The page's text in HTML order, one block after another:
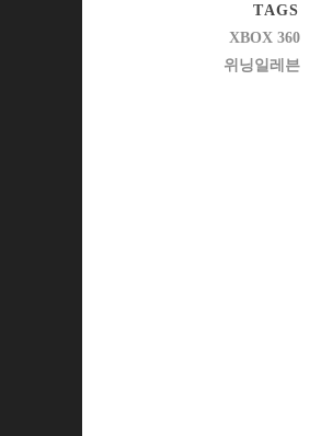
TAGS
XBOX 360
위닝일레븐